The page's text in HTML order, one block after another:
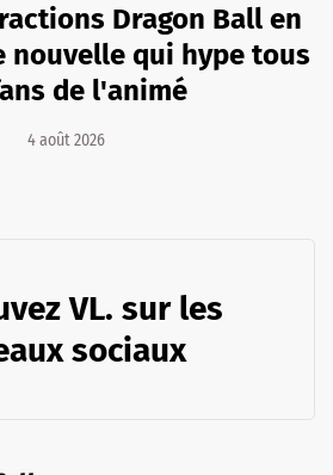
Dragon Ball en
nouvelle qui hype tous
de l'animé
4 août 2026
VL. sur les
sociaux